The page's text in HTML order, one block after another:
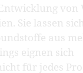
von
Sie lassen
aus
eignen sich
für jedes